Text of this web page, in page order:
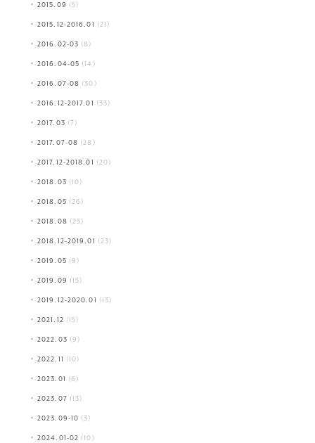
2015.09 (5)
2015.12-2016.01 (21)
2016.02-03 (8)
2016.04-05 (14)
2016.07-08 (30)
2016.12-2017.01 (33)
2017.03 (7)
2017.07-08 (28)
2017.12-2018.01 (20)
2018.03 (10)
2018.05 (26)
2018.08 (25)
2018.12-2019.01 (23)
2019.05 (9)
2019.09 (15)
2019.12-2020.01 (13)
2021.12 (15)
2022.03 (9)
2022.11 (10)
2023.01 (6)
2023.07 (13)
2023.09-10 (3)
2024.01-02 (10)